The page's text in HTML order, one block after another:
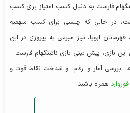
فارست به دنبال کسب امتیاز برای کسب
در حالی که چلسی برای کسب سهمیه
اروپا، نیاز مبرمی به پیروزی در این
این بازی، پیش‌ بینی بازی ناتینگهام فارست –
بررسی آمار و ارقام، و شناخت نقاط قوت و
همراه باشید.